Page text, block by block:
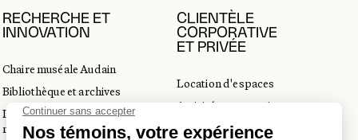
RECHERCHE ET
INNOVATION
Chaire muséale Audain
Bibliothèque et archives
Incubateur d’innovations
muséales
CLIENTÈLE
CORPORATIVE
ET PRIVÉE
Location d'espaces
Activités corporatives
Location d'œuvres